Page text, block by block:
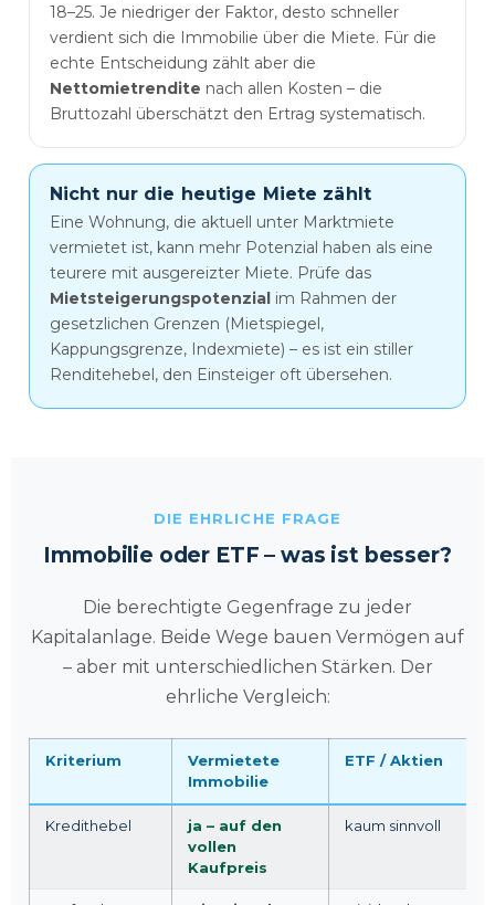
18–25. Je niedriger der Faktor, desto schneller
verdient sich die Immobilie über die Miete. Für die
echte Entscheidung zählt aber die
Nettomietrendite nach allen Kosten – die
Bruttozahl überschätzt den Ertrag systematisch.
Nicht nur die heutige Miete zählt
Eine Wohnung, die aktuell unter Marktmiete
vermietet ist, kann mehr Potenzial haben als eine
teurere mit ausgereizter Miete. Prüfe das
Mietsteigerungspotenzial im Rahmen der
gesetzlichen Grenzen (Mietspiegel,
Kappungsgrenze, Indexmiete) – es ist ein stiller
Renditehebel, den Einsteiger oft übersehen.
DIE EHRLICHE FRAGE
Immobilie oder ETF – was ist besser?
Die berechtigte Gegenfrage zu jeder
Kapitalanlage. Beide Wege bauen Vermögen auf
– aber mit unterschiedlichen Stärken. Der
ehrliche Vergleich:
Kriterium
Vermietete
Immobilie
ETF / Aktien
Kredithebel
ja – auf den
vollen
Kaufpreis
kaum sinnvoll